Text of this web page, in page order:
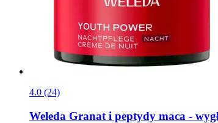
4.0 (24)
Weleda Granat i peptydy maca -​